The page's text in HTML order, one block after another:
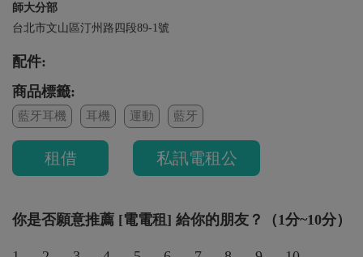
師大分部
台北市文山區汀州路四段89-1號
配件:
商品標籤:
藍牙耳機 耳機 運動 藍牙
租借 私訊電租公
你是否願意推薦 [電電租] 給你的朋友？（1分~10分）